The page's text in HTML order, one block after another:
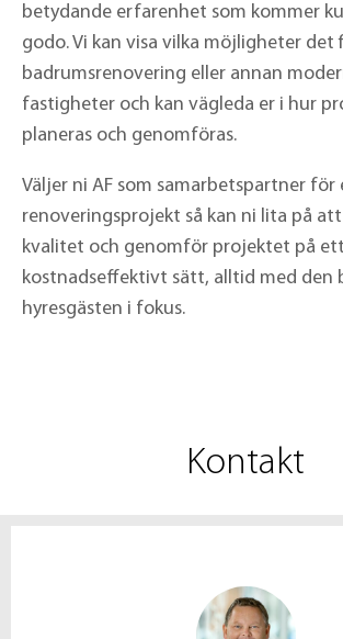
betydande erfarenhet som kommer
godo. Vi kan visa vilka möjligheter det
badrumsrenovering eller annan
fastigheter och kan vägleda er i hur
planeras och genomföras.
Väljer ni AF som samarbetspartner för
renoveringsprojekt så kan ni lita på
kvalitet och genomför projektet på
kostnadseffektivt sätt, alltid med den
hyresgästen i fokus.
Kontakt